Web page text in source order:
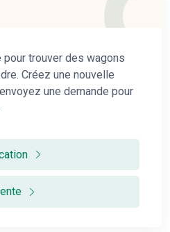
trouver des wagons
Créez une nouvelle
une demande pour